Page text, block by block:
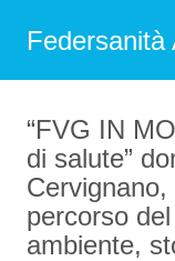
Federsanità
“FVG IN
di salute”
Cervignano,
percorso
ambiente,